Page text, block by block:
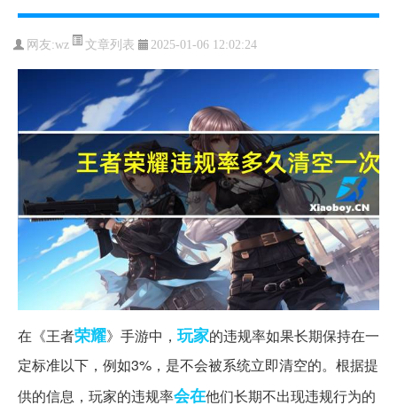
网友:wz 文章列表 2025-01-06 12:02:24
在《王者荣耀》手游中， 玩家的违规率如果长期保持在一
定标准以下，例如3%，是不会被系统立即清空的。根据提
供的信息，玩家的违规率会在他们长期不出现违规行为的